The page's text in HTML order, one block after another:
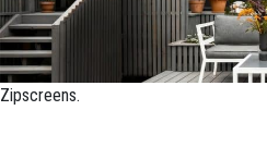
Zipscreens.